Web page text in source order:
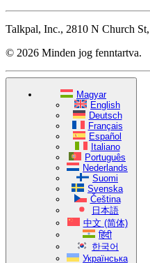
Talkpal, Inc., 2810 N Church
© 2026 Minden jog fenntartva.
Magyar
English
Deutsch
Français
Español
Italiano
Português
Nederlands
Suomi
Svenska
Čeština
日本語
中文 (简体)
हिंदी
한국어
Українська